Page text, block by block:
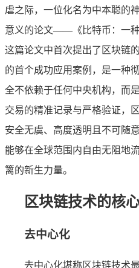
虐之际，一位化名为中本聪的
意义的论文——《比特币：一
这篇论文中首次提出了区块链
的首个成功应用案例，是一种
全不依赖于任何中央机构，而
交易的精准记录与严格验证，
安全无虞、高度透明且不可随
能够在全球范围内自由无阻地
篱的新生力量。
区块链技术的核
去中心化
去中心化堪称区块链技术